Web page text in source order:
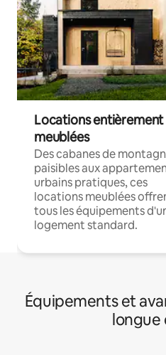
Locations entièrement
meublées
Des cabanes de
paisibles aux
urbains pratiques, ces
locations meublées
tous les équipements
logement standard.
Équipements et
longue